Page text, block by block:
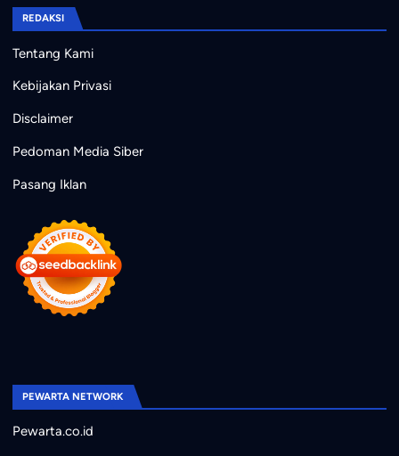
REDAKSI
Tentang Kami
Kebijakan Privasi
Disclaimer
Pedoman Media Siber
Pasang Iklan
PEWARTA NETWORK
Pewarta.co.id